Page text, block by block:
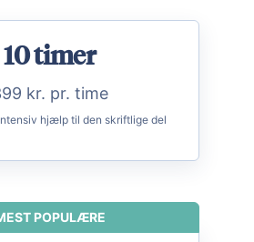
10 timer
kr. pr. time
hjælp til den skriftlige del
POPULÆRE